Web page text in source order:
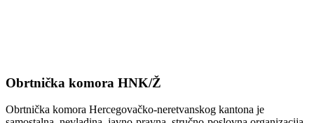
Obrtnička komora HNK/Ž
Obrtnička komora Hercegovačko-neretvanskog kantona je